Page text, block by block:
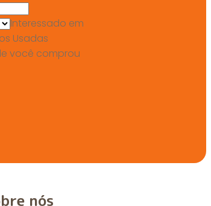
Interessado em
Usadas
você comprou
nós